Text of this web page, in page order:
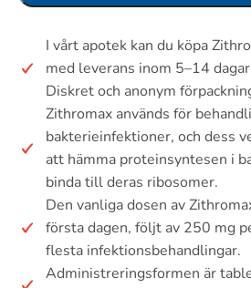
I vårt apotek kan du köpa
med leverans inom 5–14
Diskret och anonym
Zithromax används för
bakterieinfektioner, och dess
att hämma proteinsyntesen i
binda till deras ribosomer.
Den vanliga dosen av
första dagen, följt av 250 mg
flesta infektionsbehandlingar.
Administreringsformen är